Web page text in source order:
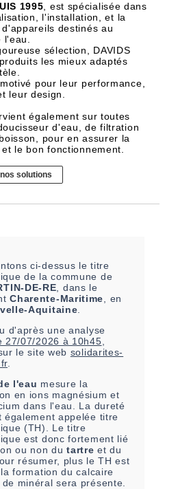
1995 , est spécialisée dans
l'installation, et la
destinés au
sélection, DAVIDS
les mieux adaptés
pour leur performance,
leur design.
également sur toutes
d'eau, de filtration
pour en assurer la
le bon fonctionnement.
solutions
ci-dessus le titre
de la commune de
DE-RE , dans le
Charente-Maritime , en
Aquitaine
d'après une analyse
27/07/2026 à 10h45
le site web solidarites-
.
l'eau mesure la
en ions magnésium et
dans l'eau. La dureté
également appelée titre
(TH). Le titre
est donc fortement lié
ou non dutartre et du
résumer, plus le TH est
formation du calcaire
minéral sera présente.